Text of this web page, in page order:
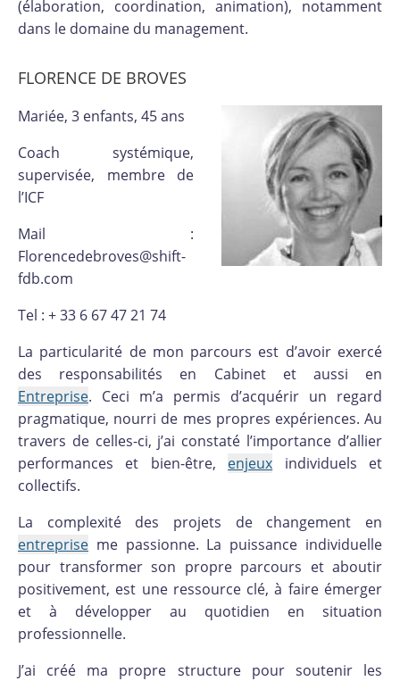
(élaboration, coordination, animation), notamment
dans le domaine du management.
FLORENCE DE BROVES
Mariée, 3 enfants, 45 ans
Coach systémique,
supervisée, membre de
l’ICF
Mail :
Florencedebroves@shift-
fdb.com
Tel : + 33 6 67 47 21 74
La particularité de mon parcours est d’avoir exercé
des responsabilités en Cabinet et aussi en
Entreprise. Ceci m’a permis d’acquérir un regard
pragmatique, nourri de mes propres expériences. Au
travers de celles-ci, j’ai constaté l’importance d’allier
performances et bien-être, enjeux individuels et
collectifs.
La complexité des projets de changement en
entreprise me passionne. La puissance individuelle
pour transformer son propre parcours et aboutir
positivement, est une ressource clé, à faire émerger
et à développer au quotidien en situation
professionnelle.
J’ai créé ma propre structure pour soutenir les